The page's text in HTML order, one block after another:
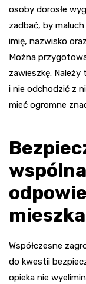
osoby dorosłe
zadbać, by
imię, nazwisko
Można
zawieszkę. Należy
i nie odchodzić z
mieć ogromne
wspólna
Współczesne
do kwestii
opieka nie